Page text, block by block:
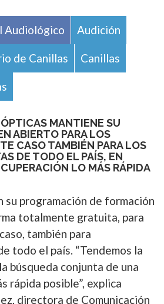
Audición
de Canillas Canillas
MANTIENE SU
ABIERTO PARA LOS
CASO TAMBIÉN PARA LOS
DE TODO EL PAÍS, EN
LO MÁS RÁPIDA
su programación de formación
totalmente gratuita, para
también para
todo el país. “Tendemos la
búsqueda conjunta de una
rápida posible”, explica
directora de Comunicación